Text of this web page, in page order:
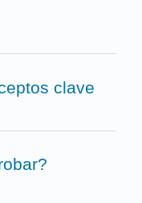
clave